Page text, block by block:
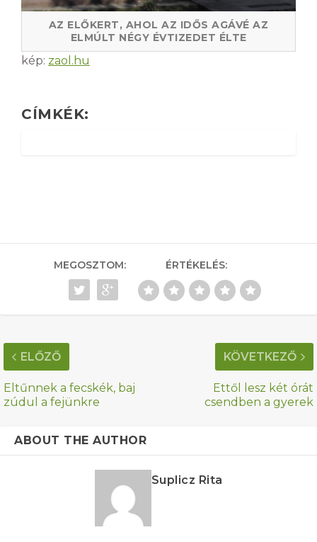
AZ ELŐKERT, AHOL AZ IDŐS AGÁVÉ AZ
ELMÚLT NÉGY ÉVTIZEDET ÉLTE
kép: zaol.hu
CÍMKÉK:
MEGOSZTOM: ÉRTÉKELÉS:
ELŐZŐ
Eltűnnek a fecskék, baj
zúdul a fejünkre
KÖVETKEZŐ
Ettől lesz két órát
csendben a gyerek
ABOUT THE AUTHOR
Suplicz Rita